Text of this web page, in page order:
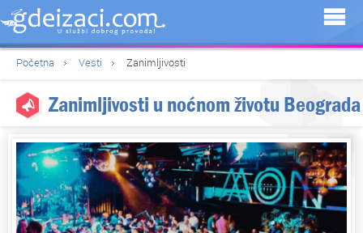
Početna Vesti Zanimljivosti
Zanimljivosti u noćnom životu Beograda